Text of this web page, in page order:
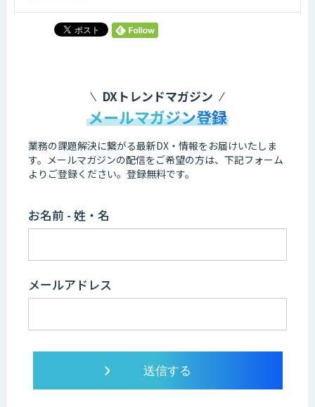
DXトレンドマガジン
メールマガジン登録
業務の課題解決に繋がる最新DX・情報をお届けいたしま
す。 メールマガジンの配信をご希望の方は、下記フォーム
よりご登録ください。登録無料です。
お名前 - 姓・名
メールアドレス